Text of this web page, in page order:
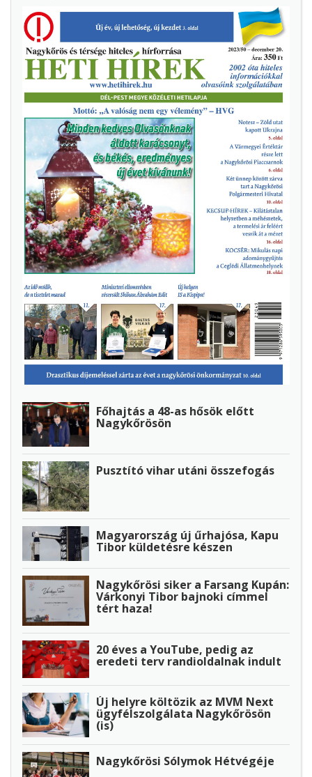
Főhajtás a 48-as hősök előtt
Nagykőrösön
Pusztító vihar utáni összefogás
Magyarország új űrhajósa, Kapu
Tibor küldetésre készen
Nagykőrösi siker a Farsang Kupán:
Várkonyi Tibor bajnoki címmel
tért haza!
20 éves a YouTube, pedig az
eredeti terv randioldalnak indult
Új helyre költözik az MVM Next
ügyfélszolgálata Nagykőrösön
(is)
Nagykőrösi Sólymok Hétvégéje